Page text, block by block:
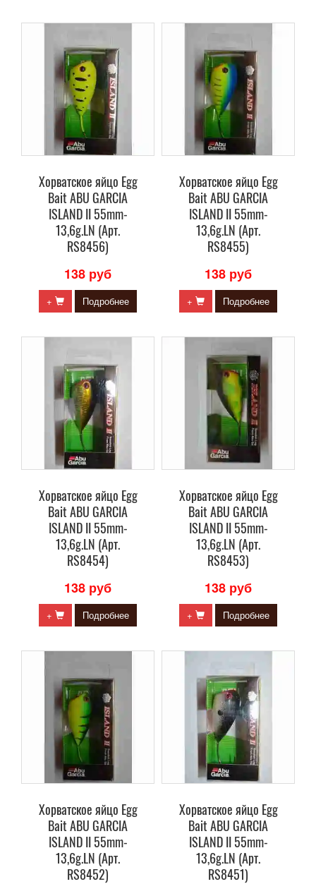
Хорватское яйцо Egg
Bait ABU GARCIA
ISLAND II 55mm-
13,6g.LN (Арт.
RS8456)
138 руб
+ Подробнее
Хорватское яйцо Egg
Bait ABU GARCIA
ISLAND II 55mm-
13,6g.LN (Арт.
RS8455)
138 руб
+ Подробнее
Хорватское яйцо Egg
Bait ABU GARCIA
ISLAND II 55mm-
13,6g.LN (Арт.
RS8454)
138 руб
+ Подробнее
Хорватское яйцо Egg
Bait ABU GARCIA
ISLAND II 55mm-
13,6g.LN (Арт.
RS8453)
138 руб
+ Подробнее
Хорватское яйцо Egg
Bait ABU GARCIA
ISLAND II 55mm-
13,6g.LN (Арт.
RS8452)
Хорватское яйцо Egg
Bait ABU GARCIA
ISLAND II 55mm-
13,6g.LN (Арт.
RS8451)